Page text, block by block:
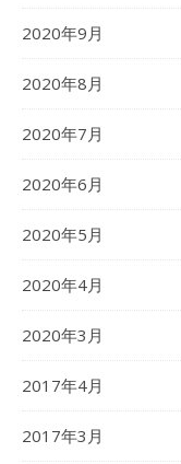
2020年9月
2020年8月
2020年7月
2020年6月
2020年5月
2020年4月
2020年3月
2017年4月
2017年3月